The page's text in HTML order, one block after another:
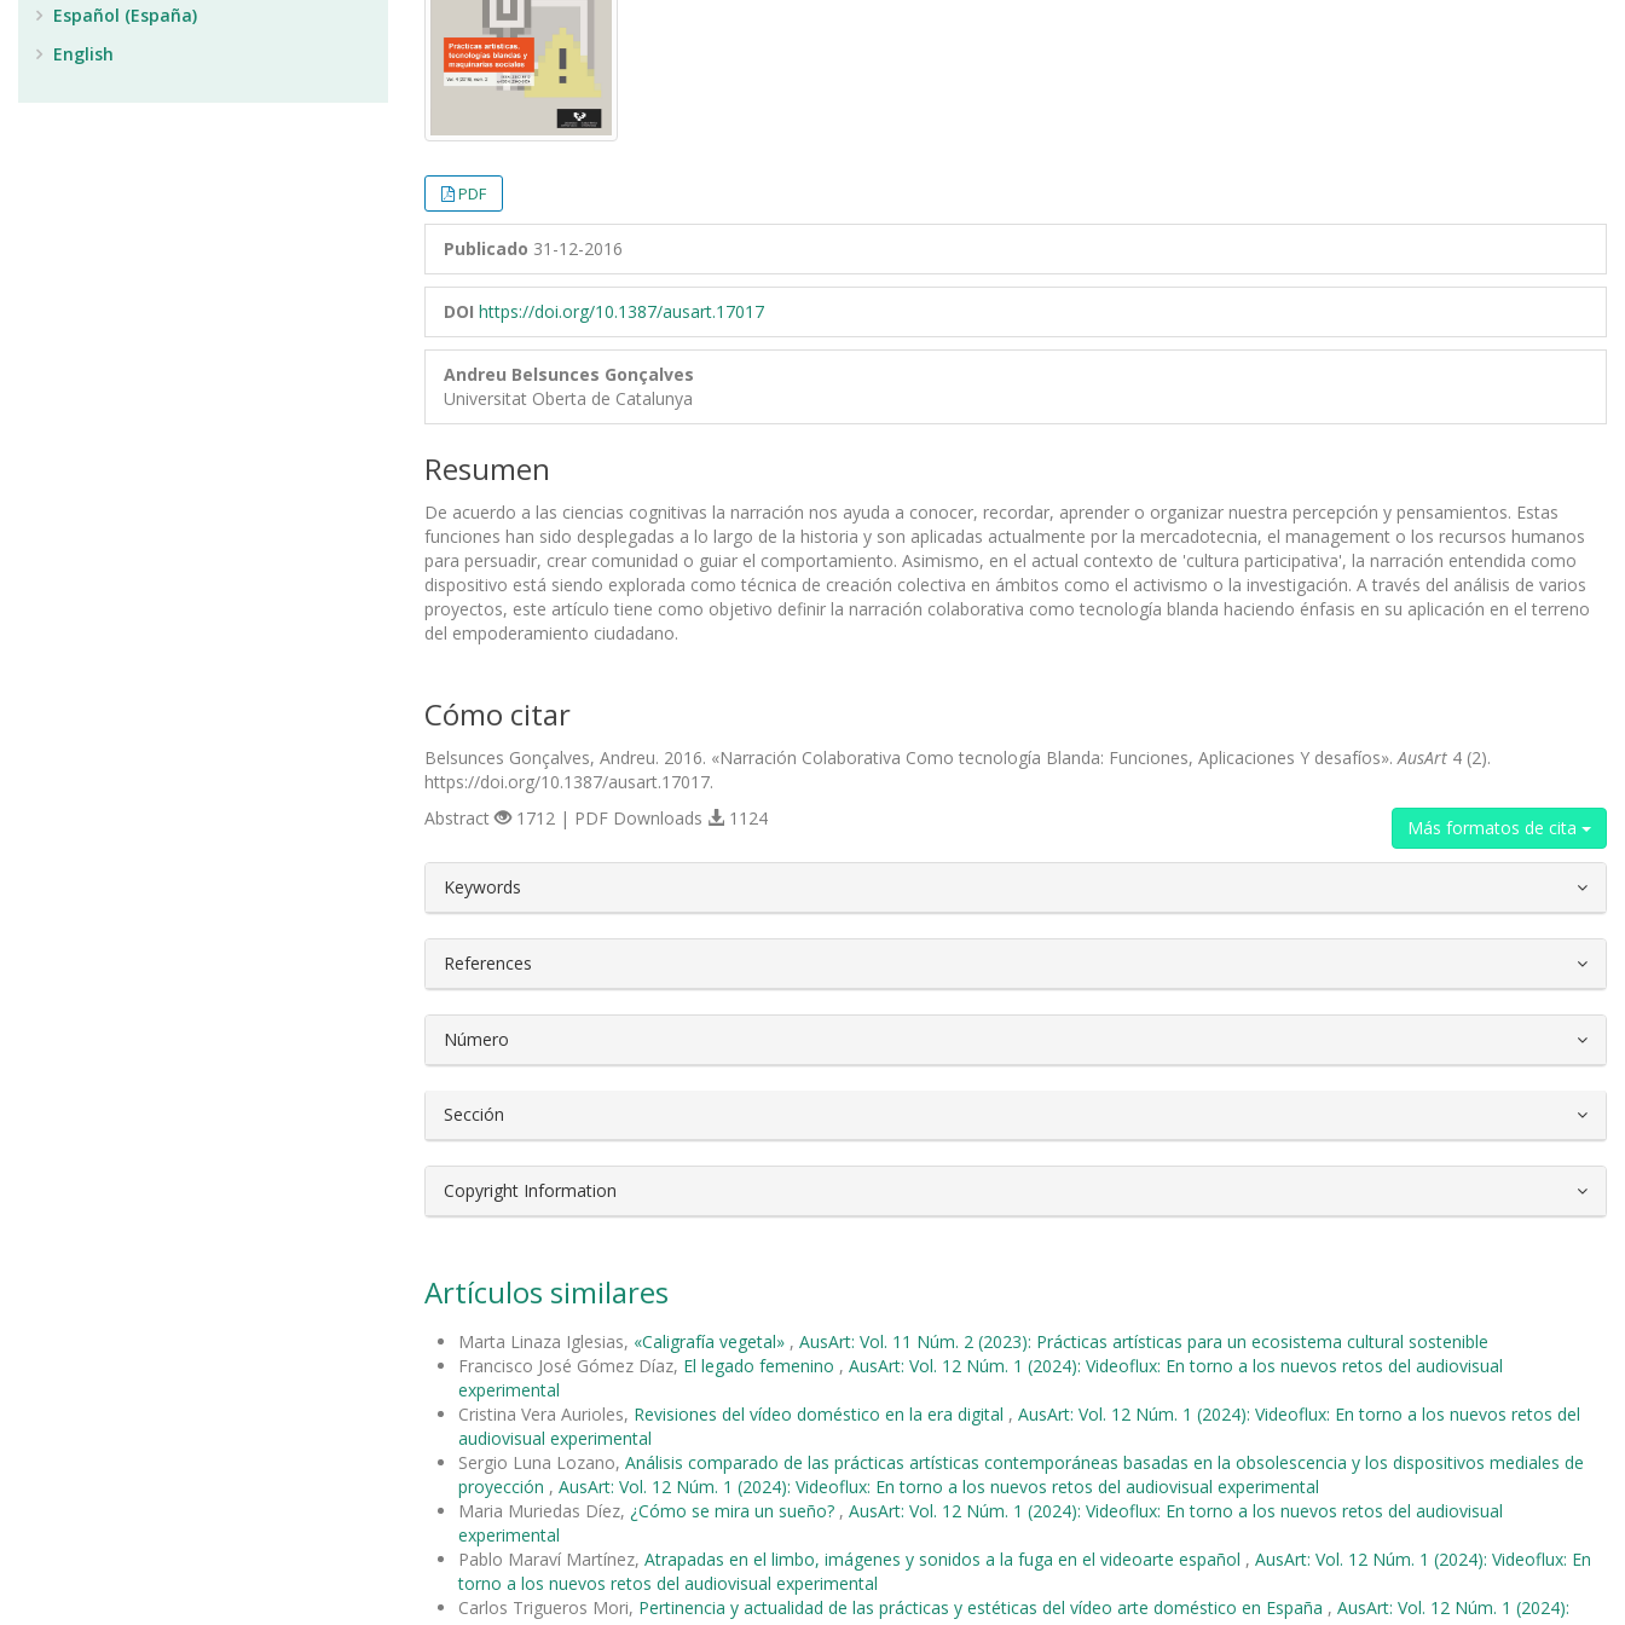
PDF
Publicado 31-12-2016
DOI https://doi.org/10.1387/ausart.17017
Andreu Belsunces Gonçalves
Universitat Oberta de Catalunya
Resumen
De acuerdo a las ciencias cognitivas la narración nos ayuda a conocer, recordar, aprender o organizar nuestra percepción y pensamientos. Estas
funciones han sido desplegadas a lo largo de la historia y son aplicadas actualmente por la mercadotecnia, el management o los recursos humanos
para persuadir, crear comunidad o guiar el comportamiento. Asimismo, en el actual contexto de 'cultura participativa', la narración entendida como
dispositivo está siendo explorada como técnica de creación colectiva en ámbitos como el activismo o la investigación. A través del análisis de varios
proyectos, este artículo tiene como objetivo definir la narración colaborativa como tecnología blanda haciendo énfasis en su aplicación en el terreno
del empoderamiento ciudadano.
Cómo citar
Belsunces Gonçalves, Andreu. 2016. «Narración Colaborativa Como tecnología Blanda: Funciones, Aplicaciones Y desafíos». AusArt 4 (2).
https://doi.org/10.1387/ausart.17017.
Más formatos de cita
Abstract 1712 | PDF Downloads 1124
##plugins.themes.bootstrap3.article.details##
Keywords
References
Número
Sección
Copyright Information
Artículos similares
Marta Linaza Iglesias, «Caligrafía vegetal» , AusArt: Vol. 11 Núm. 2 (2023): Prácticas artísticas para un ecosistema cultural sostenible
Francisco José Gómez Díaz, El legado femenino , AusArt: Vol. 12 Núm. 1 (2024): Videoflux: En torno a los nuevos retos del audiovisual
experimental
Cristina Vera Aurioles, Revisiones del vídeo doméstico en la era digital , AusArt: Vol. 12 Núm. 1 (2024): Videoflux: En torno a los nuevos retos del
audiovisual experimental
Sergio Luna Lozano, Análisis comparado de las prácticas artísticas contemporáneas basadas en la obsolescencia y los dispositivos mediales de
proyección , AusArt: Vol. 12 Núm. 1 (2024): Videoflux: En torno a los nuevos retos del audiovisual experimental
Maria Muriedas Díez, ¿Cómo se mira un sueño? , AusArt: Vol. 12 Núm. 1 (2024): Videoflux: En torno a los nuevos retos del audiovisual
experimental
Pablo Maraví Martínez, Atrapadas en el limbo, imágenes y sonidos a la fuga en el videoarte español , AusArt: Vol. 12 Núm. 1 (2024): Videoflux: En
torno a los nuevos retos del audiovisual experimental
Carlos Trigueros Mori, Pertinencia y actualidad de las prácticas y estéticas del vídeo arte doméstico en España , AusArt: Vol. 12 Núm. 1 (2024):
Español (España)
English